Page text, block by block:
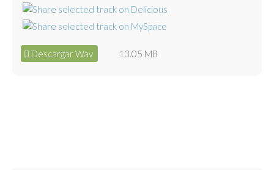
Descargar Wav 13.05 MB